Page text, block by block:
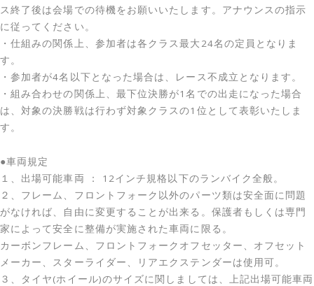
ス終了後は会場での待機をお願いいたします。アナウンスの指示
に従ってください。
・仕組みの関係上、参加者は各クラス最大24名の定員となりま
す。
・参加者が4名以下となった場合は、レース不成立となります。
・組み合わせの関係上、最下位決勝が1名での出走になった場合
は、対象の決勝戦は行わず対象クラスの1位として表彰いたしま
す。
●車両規定
１、出場可能車両 ： 12インチ規格以下のランバイク全般。
２、フレーム、フロントフォーク以外のパーツ類は安全面に問題
がなければ、自由に変更することが出来る。保護者もしくは専門
家によって安全に整備が実施された車両に限る。
カーボンフレーム、フロントフォークオフセッター、オフセット
メーカー、スターライダー、リアエクステンダーは使用可。
３、タイヤ(ホイール)のサイズに関しましては、上記出場可能車両